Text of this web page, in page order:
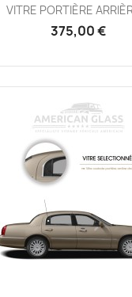
VITRE PORTIÈRE
375,00 €